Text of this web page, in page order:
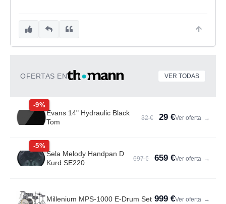
OFERTAS EN VER TODAS
-9%
Evans 14" Hydraulic Black
Tom
32 € 29 €Ver oferta →
-5%
Sela Melody Handpan D
Kurd SE220
697 € 659 €Ver oferta →
Millenium MPS-1000 E-Drum Set 999 €Ver oferta →